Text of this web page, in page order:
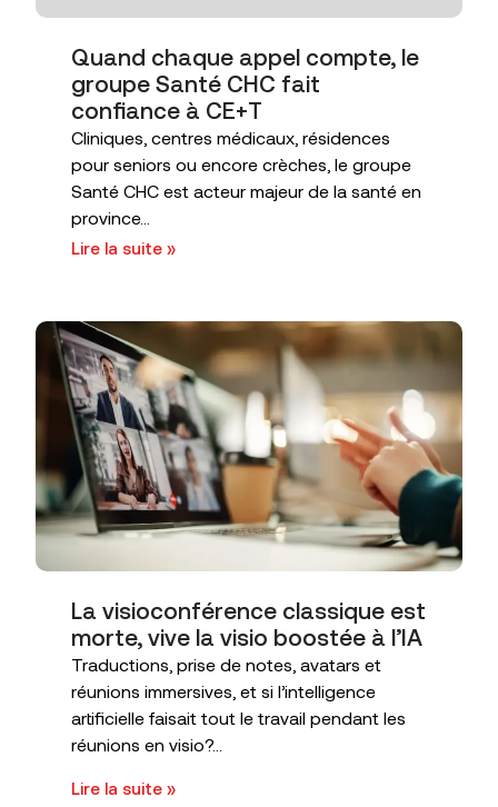
Quand chaque appel compte, le
groupe Santé CHC fait
confiance à CE+T
Cliniques, centres médicaux, résidences
pour seniors ou encore crèches, le groupe
Santé CHC est acteur majeur de la santé en
province...
Lire la suite »
La visioconférence classique est
morte, vive la visio boostée à l’IA
Traductions, prise de notes, avatars et
réunions immersives, et si l’intelligence
artificielle faisait tout le travail pendant les
réunions en visio?...
Lire la suite »